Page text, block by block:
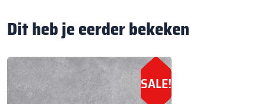
Dit heb je eerder bekeken
SALE!